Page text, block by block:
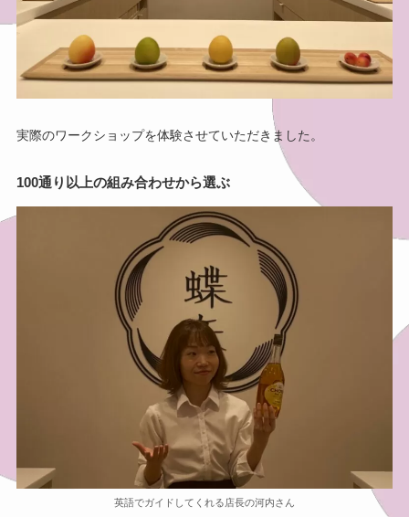
実際のワークショップを体験させていただきました。
100通り以上の組み合わせから選ぶ
英語でガイドしてくれる店長の河内さん